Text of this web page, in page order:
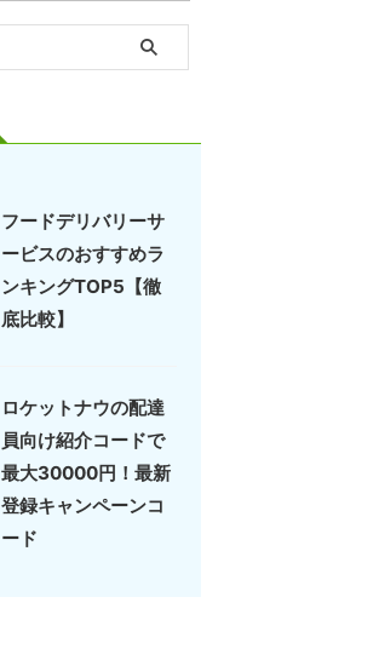
フードデリバリーサ
ービスのおすすめラ
ンキングTOP5【徹
底比較】
ロケットナウの配達
員向け紹介コードで
最大30000円！最新
登録キャンペーンコ
ード